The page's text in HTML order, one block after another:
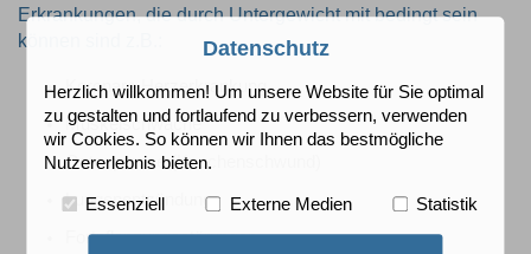
Erkrankungen, die durch Untergewicht mit bedingt sein
können sind z.B.:
Koronare Herzerkrankung
Muskelschwäche
Osteoporose (Knochenschwund)
Lungenentzündung
Fortpflanzungsstörungen
Datenschutz
Herzlich willkommen! Um unsere Website für Sie optimal
zu gestalten und fortlaufend zu verbessern, verwenden
wir Cookies. So können wir Ihnen das bestmögliche
Nutzererlebnis bieten.
Essenziell Externe Medien Statistik